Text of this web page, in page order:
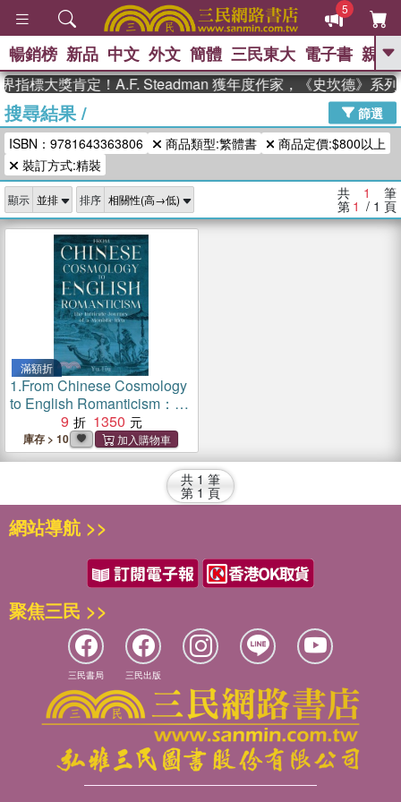
5
GO
高希均教授回憶錄
、 The Odyssey 、 父親節 、 如果歷
史是一群喵 、 暑期推薦 、 國際布克
登輝時代 、 數學女孩：黎曼猜想 、
偉大的迷走神經
暢銷榜 新品 中文 外文 簡體 三民東大 電子書 親子
指標大獎肯定！A.F. Steadman 獲年度作家，《史坎德》系列
搜尋結果/
篩選
ISBN：9781643363806
商品類型:繁體書
商品定價:$800以上
裝訂方式:精裝
顯示 排序 共 1 筆
第 1 / 1 頁
滿額折
1.From Chinese Cosmology
to English Romanticism：
The Intricate Journey of a
Monistic Idea
9 1350
庫存 > 10
共 1 筆
第 1 頁
網站導航 >>
聚焦三民 >>
三民書局 三民出版